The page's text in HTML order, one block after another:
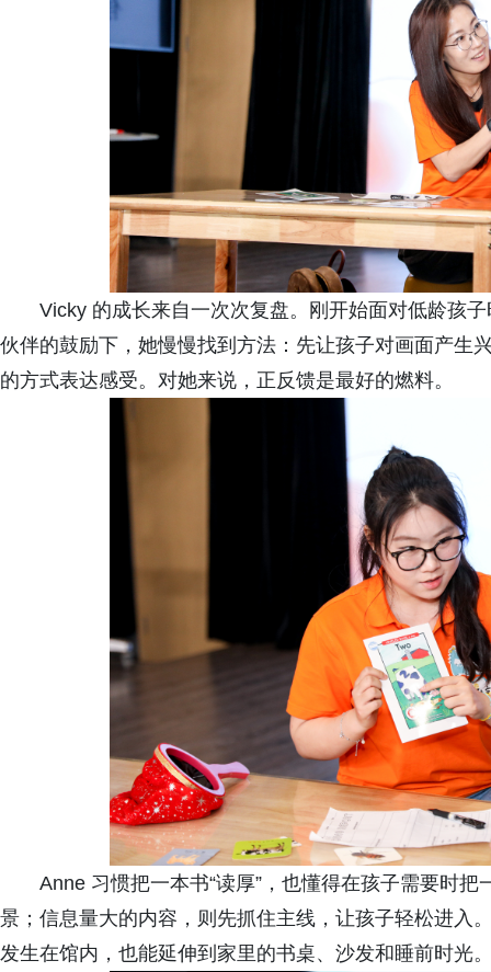
Vicky 的成长来自一次次复盘。刚开始面对低龄孩
伙伴的鼓励下，她慢慢找到方法：先让孩子对画面产生
的方式表达感受。对她来说，正反馈是最好的燃料。
Anne 习惯把一本书“读厚”，也懂得在孩子需要时
景；信息量大的内容，则先抓住主线，让孩子轻松进入
发生在馆内，也能延伸到家里的书桌、沙发和睡前时光